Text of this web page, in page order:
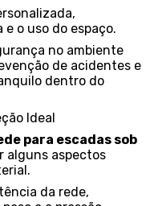
o uso do espaço.
no ambiente
de acidentes e
dentro do
Ideal
para escadas sob
alguns aspectos
da rede,